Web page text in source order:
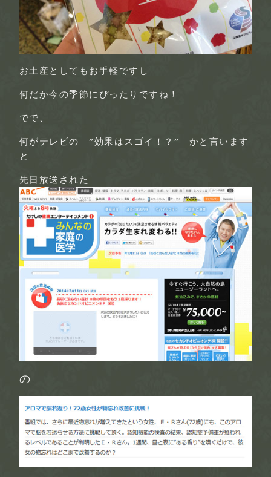
お土産としてもお手軽ですし
何だか今の季節にぴったりですね！
でで、
何がテレビの ”効果はスゴイ！？” かと言います
と
先日放送された
の